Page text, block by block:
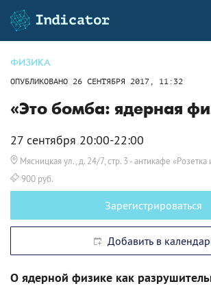
ФИЗИКА
ОПУБЛИКОВАНО 26 СЕНТЯБРЯ 2017, 11:32
«Это бомба: ядерная
27 сентября 20:00-22:00
Мясницкая ул., д. 24/7, стр. 3 - антикафе «Розетка
900 руб.
Зарегистрироваться
Добавить в
О ядерной физике как